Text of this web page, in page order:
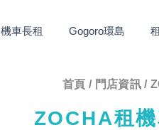
機車長租 Gogoro環島
首頁 / 門店資訊/
ZOCHA租